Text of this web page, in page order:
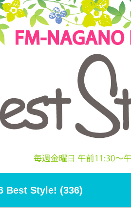
Best Style! (336)